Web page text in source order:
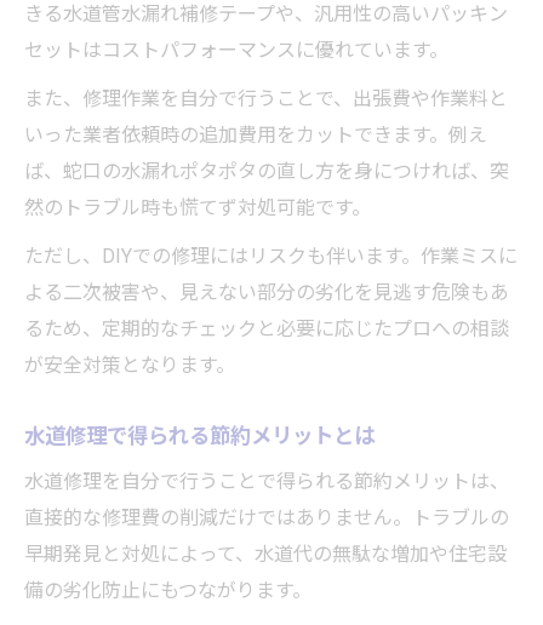
きる水道管水漏れ補修テープや、汎用性の高いパッキン
セットはコストパフォーマンスに優れています。
また、修理作業を自分で行うことで、出張費や作業料と
いった業者依頼時の追加費用をカットできます。例え
ば、蛇口の水漏れポタポタの直し方を身につければ、突
然のトラブル時も慌てず対処可能です。
ただし、DIYでの修理にはリスクも伴います。作業ミスに
よる二次被害や、見えない部分の劣化を見逃す危険もあ
るため、定期的なチェックと必要に応じたプロへの相談
が安全対策となります。
水道修理で得られる節約メリットとは
水道修理を自分で行うことで得られる節約メリットは、
直接的な修理費の削減だけではありません。トラブルの
早期発見と対処によって、水道代の無駄な増加や住宅設
備の劣化防止にもつながります。